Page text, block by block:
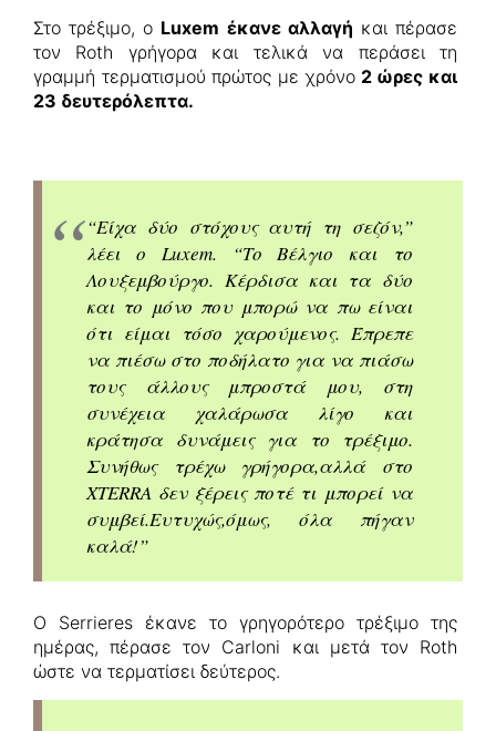
Στο τρέξιμο, ο Luxem έκανε αλλαγή και πέρασε
τον Roth γρήγορα και τελικά να περάσει τη
γραμμή τερματισμού πρώτος με χρόνο 2 ώρες και
23 δευτερόλεπτα.
“Είχα δύο στόχους αυτή τη σεζόν,”
λέει ο Luxem. “Το Βέλγιο και το
Λουξεμβούργο. Κέρδισα και τα δύο
και το μόνο που μπορώ να πω είναι
ότι είμαι τόσο χαρούμενος. Έπρεπε
να πιέσω στο ποδήλατο για να πιάσω
τους άλλους μπροστά μου, στη
συνέχεια χαλάρωσα λίγο και
κράτησα δυνάμεις για το τρέξιμο.
Συνήθως τρέχω γρήγορα,αλλά στο
XTERRA δεν ξέρεις ποτέ τι μπορεί να
συμβεί.Ευτυχώς,όμως, όλα πήγαν
καλά!”
Ο Serrieres έκανε το γρηγορότερο τρέξιμο της
ημέρας, πέρασε τον Carloni και μετά τον Roth
ώστε να τερματίσει δεύτερος.